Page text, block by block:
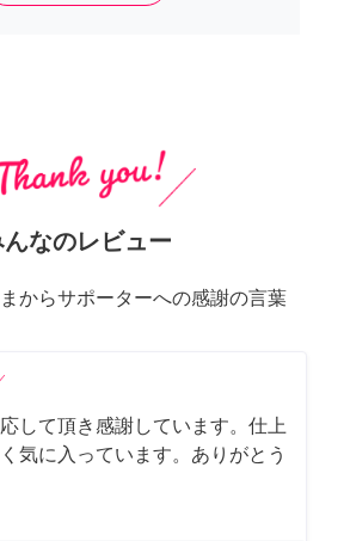
んなのレビュー
からサポーターへの感謝の言葉
して頂き感謝しています。仕上
気に入っています。ありがとう